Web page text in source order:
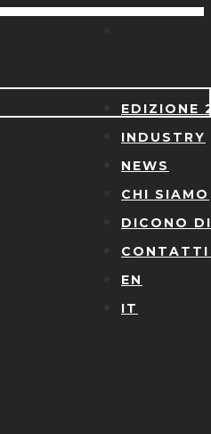
EDIZIONE
INDUSTRY
NEWS
CHI SIAMO
DICONO
CONTATTI
EN
IT